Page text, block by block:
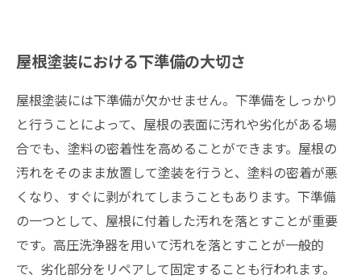
屋根塗装における下準備の大切さ
屋根塗装には下準備が欠かせません。下準備をしっかり
と行うことによって、屋根の表面に汚れや劣化がある場
合でも、塗料の密着性を高めることができます。屋根の
汚れをそのまま放置して塗装を行うと、塗料の密着が悪
くなり、すぐに剥がれてしまうこともあります。下準備
の一つとして、屋根に付着した汚れを落とすことが重要
です。高圧洗浄器を用いて汚れを落とすことが一般的
で、劣化部分をリペアして固定することも行われます。